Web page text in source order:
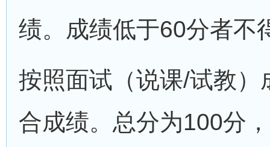
绩。成绩低于60分者不
按照面试（说课/试教
合成绩。总分为100分